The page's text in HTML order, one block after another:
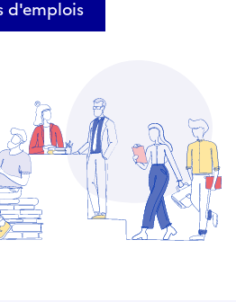
d'emplois